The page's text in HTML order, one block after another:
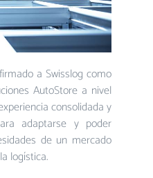
a Swisslog como
AutoStore a nivel
consolidada y
adaptarse y poder
de un mercado
logística.